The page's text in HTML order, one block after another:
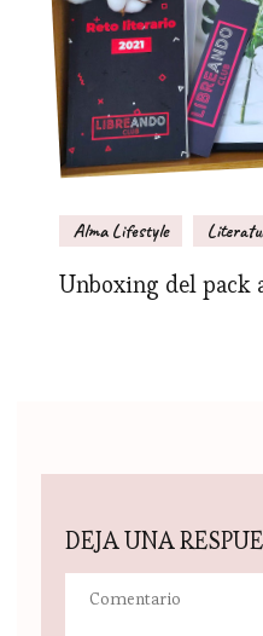
Alma Lifestyle
Unboxing del pack
DEJA UNA